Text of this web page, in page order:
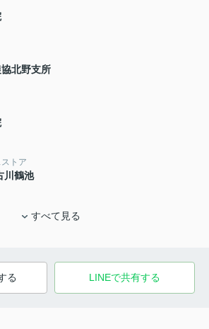
北野支所
トア
川鶴池
すべて見る
る LINEで共有する